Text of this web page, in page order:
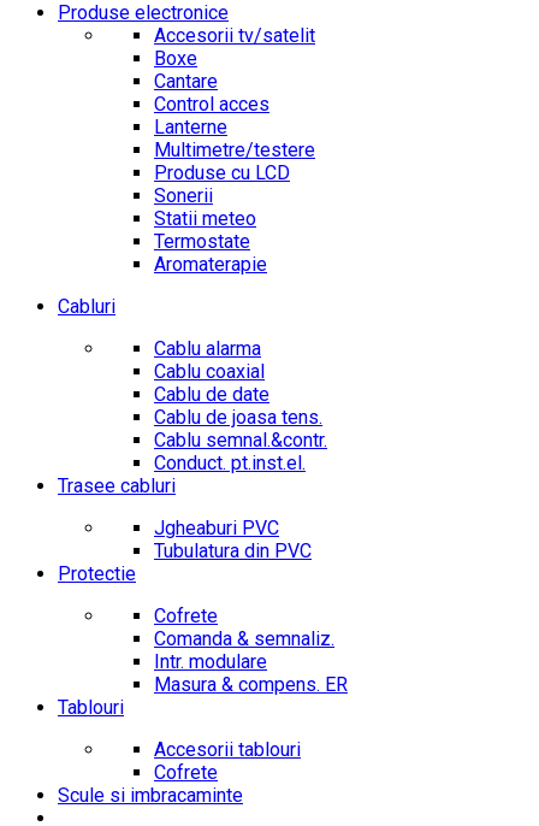
Produse electronice
Accesorii tv/satelit
Boxe
Cantare
Control acces
Lanterne
Multimetre/testere
Produse cu LCD
Sonerii
Statii meteo
Termostate
Aromaterapie
Cabluri
Cablu alarma
Cablu coaxial
Cablu de date
Cablu de joasa tens.
Cablu semnal.&contr.
Conduct. pt.inst.el.
Trasee cabluri
Jgheaburi PVC
Tubulatura din PVC
Protectie
Cofrete
Comanda & semnaliz.
Intr. modulare
Masura & compens. ER
Tablouri
Accesorii tablouri
Cofrete
Scule si imbracaminte